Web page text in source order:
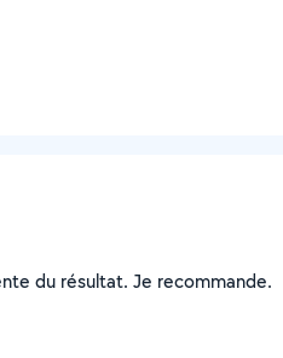
du résultat. Je recommande.